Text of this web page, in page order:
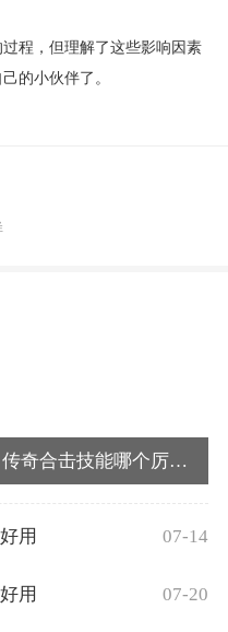
程，但理解了这些影响因素
的小伙伴了。
传奇合击技能哪个厉害一点啊
用 07-14
用 07-20